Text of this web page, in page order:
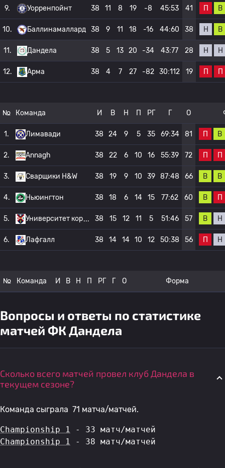
9. Уорренпойнт 38 11 8 19 -8 45:53 41 П В
10. Баллинамаллард 38 9 11 18 -16 44:60 38 Н В
11. Дандела 38 5 13 20 -34 43:77 28 Н Н
12. Арма 38 4 7 27 -82 30:112 19 П П
№ Команда И В Н П РГ Г О
1. Лимавади 38 24 9 5 35 69:34 81 П В
2. Annagh 38 22 6 10 16 55:39 72 П П
3. Сварщики H&W 38 19 9 10 39 87:48 66 В В
4. Ньюингтон 38 18 6 14 15 77:62 60 В П
5. Университет кор 38 15 12 11 5 51:46 57 В Н
6. Лафгалл 38 14 14 10 12 50:38 56 П Н
№ Команда И В Н П РГ Г О Форма
Вопросы и ответы по статистике
матчей ФК Дандела
Сколько всего матчей провел клуб Дандела в
текущем сезоне?
Команда сыграла 71 матча/матчей.
Championship 1 - 33 матч/матчей
Championship 1 - 38 матч/матчей